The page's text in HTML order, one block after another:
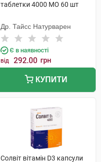
таблетки 4000 МО 60 шт
Др. Тайсс Натурварен
Є в наявності
від 292.00 грн
КУПИТИ
Солвіт вітамін D3 капсули